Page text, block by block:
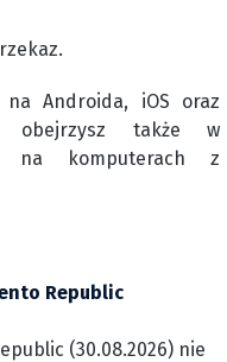
Androida, iOS oraz
obejrzysz także w
na komputerach z
Republic
(30.08.2026) nie